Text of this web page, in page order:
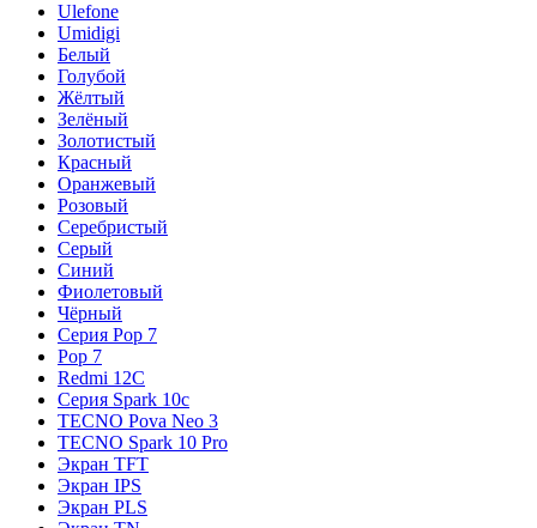
Ulefone
Umidigi
Белый
Голубой
Жёлтый
Зелёный
Золотистый
Красный
Оранжевый
Розовый
Серебристый
Серый
Синий
Фиолетовый
Чёрный
Серия Pop 7
Pop 7
Redmi 12C
Серия Spark 10c
TECNO Pova Neo 3
TECNO Spark 10 Pro
Экран TFT
Экран IPS
Экран PLS